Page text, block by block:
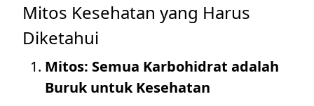
Mitos Kesehatan yang Harus
Diketahui
Mitos: Semua Karbohidrat adalah
Buruk untuk Kesehatan